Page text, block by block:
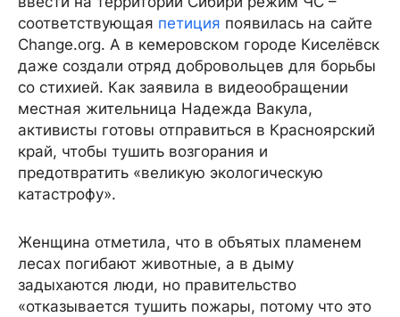
соответствующая петиция появилась на сайте
Change.org. А в кемеровском городе Киселёвск
даже создали отряд добровольцев для борьбы
со стихией. Как заявила в видеообращении
местная жительница Надежда Вакула,
активисты готовы отправиться в Красноярский
край, чтобы тушить возгорания и
предотвратить «великую экологическую
катастрофу».
Женщина отметила, что в объятых пламенем
лесах погибают животные, а в дыму
задыхаются люди, но правительство
«отказывается тушить пожары, потому что это